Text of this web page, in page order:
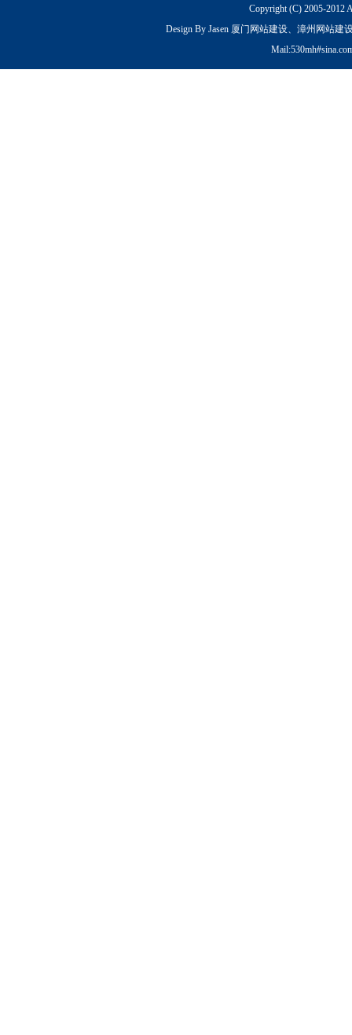
Copyright (C) 2005-2012
Design By Jasen 厦门网站建设、漳州网站建